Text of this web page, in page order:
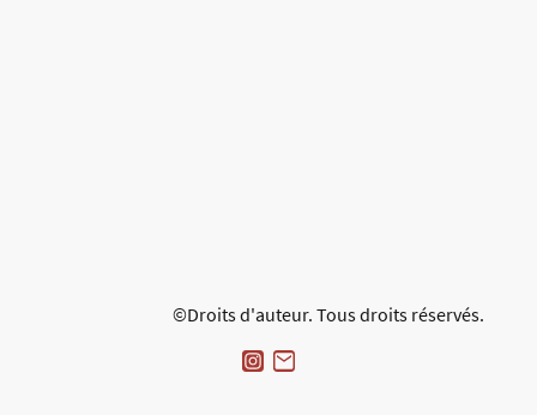
©Droits d'auteur. Tous droits réservés.